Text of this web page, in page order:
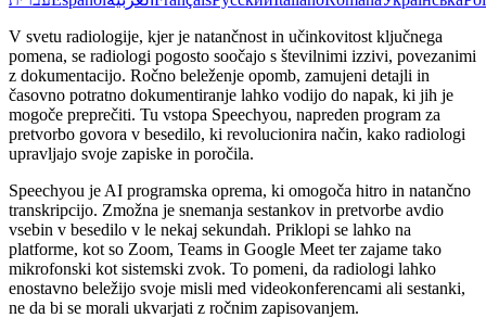
V svetu radiologije, kjer je natančnost in učinkovitost ključnega
pomena, se radiologi pogosto soočajo s številnimi izzivi, povezanimi
z dokumentacijo. Ročno beleženje opomb, zamujeni detajli in
časovno potratno dokumentiranje lahko vodijo do napak, ki jih je
mogoče preprečiti. Tu vstopa Speechyou, napreden program za
pretvorbo govora v besedilo, ki revolucionira način, kako radiologi
upravljajo svoje zapiske in poročila.
Speechyou je AI programska oprema, ki omogoča hitro in natančno
transkripcijo. Zmožna je snemanja sestankov in pretvorbe avdio
vsebin v besedilo v le nekaj sekundah. Priklopi se lahko na
platforme, kot so Zoom, Teams in Google Meet ter zajame tako
mikrofonski kot sistemski zvok. To pomeni, da radiologi lahko
enostavno beležijo svoje misli med videokonferencami ali sestanki,
ne da bi se morali ukvarjati z ročnim zapisovanjem.